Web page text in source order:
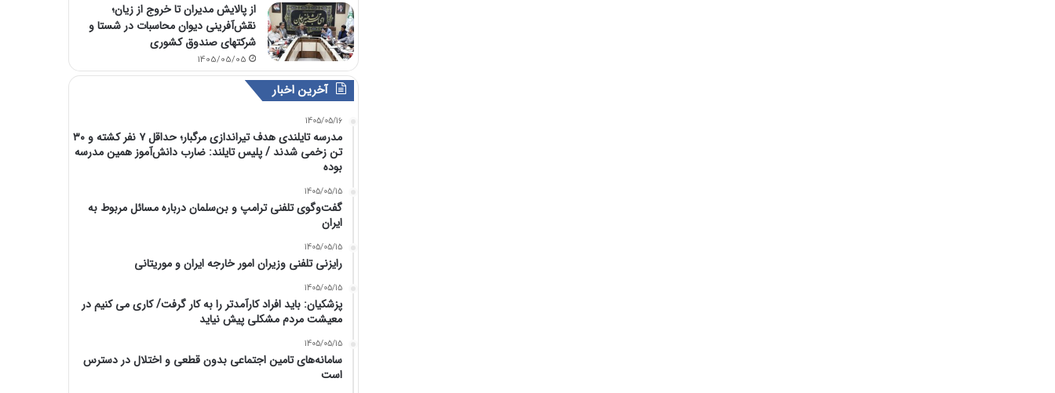
از پالایش مدیران تا خروج از زیان؛
نقش‌آفرینی دیوان محاسبات در شستا و
شرکتهای صندوق کشوری
1405/05/05
آخرین اخبار
1405/05/16
مدرسه تایلندی هدف تیراندازی مرگبار؛ حداقل ۷ نفر کشته و ۳۰
تن زخمی شدند / پلیس تایلند: ضارب دانش‌آموز همین مدرسه
بوده
1405/05/15
گفت‌وگوی تلفنی ترامپ و بن‌سلمان درباره مسائل مربوط به
ایران
1405/05/15
رایزنی تلفنی وزیران امور خارجه ایران و موریتانی
1405/05/15
پزشکیان: باید افراد کارآمدتر را به کار گرفت/ کاری می کنیم در
معیشت مردم مشکلی پیش نیاید
1405/05/15
سامانه‌های تامین اجتماعی بدون قطعی و اختلال در دسترس
است